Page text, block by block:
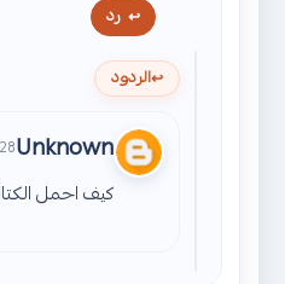
رد
الردود
Unknown28 سبتمبر 2021 في 8:19 ص
كيف احمل